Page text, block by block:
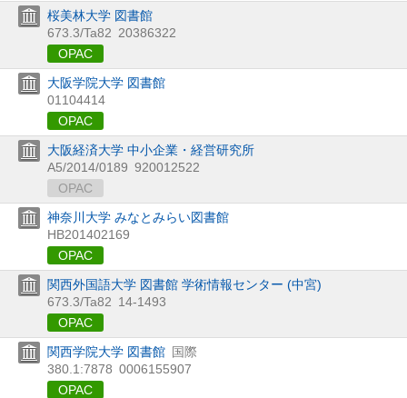
桜美林大学 図書館
673.3/Ta82 20386322
OPAC
大阪学院大学 図書館
01104414
OPAC
大阪経済大学 中小企業・経営研究所
A5/2014/0189 920012522
OPAC
神奈川大学 みなとみらい図書館
HB201402169
OPAC
関西外国語大学 図書館 学術情報センター (中宮)
673.3/Ta82 14-1493
OPAC
関西学院大学 図書館 国際
380.1:7878 0006155907
OPAC